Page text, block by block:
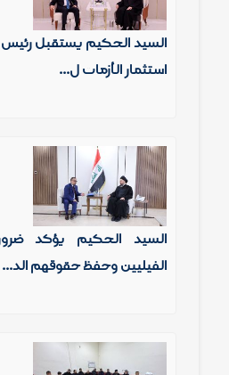
السيد الحكيم يستقبل رئيس
استثمار الأزمات ل...
السيد الحكيم يؤكد
الفيليين وحفظ حقوقهم الد...